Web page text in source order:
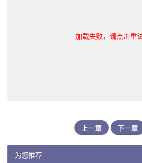
加载失败，请点击重
上一章 下一章
为您推荐